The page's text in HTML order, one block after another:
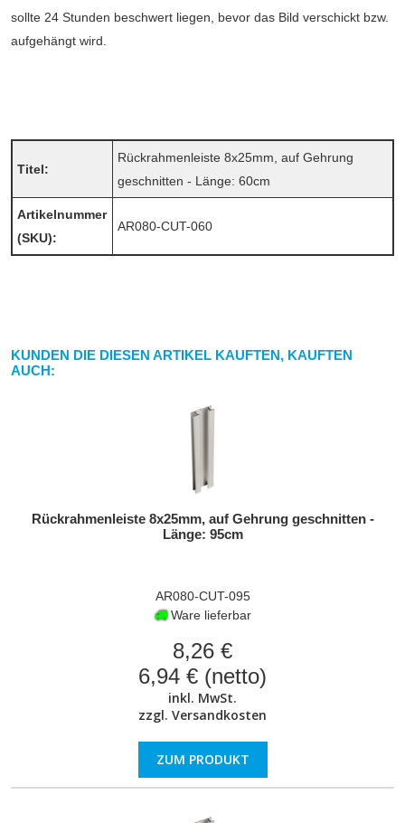
sollte 24 Stunden beschwert liegen, bevor das Bild verschickt bzw.
aufgehängt wird.
Titel:
Rückrahmenleiste 8x25mm, auf Gehrung
geschnitten - Länge: 60cm
Artikelnummer
(SKU):
AR080-CUT-060
KUNDEN DIE DIESEN ARTIKEL KAUFTEN, KAUFTEN
AUCH:
Rückrahmenleiste 8x25mm, auf Gehrung geschnitten -
Länge: 95cm
AR080-CUT-095
Ware lieferbar
8,26 €
6,94 € (netto)
inkl. MwSt.
zzgl. Versandkosten
ZUM PRODUKT